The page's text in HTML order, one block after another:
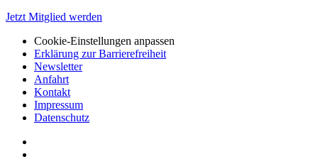
Jetzt Mitglied werden
Cookie-Einstellungen anpassen
Erklärung zur Barrierefreiheit
Newsletter
Anfahrt
Kontakt
Impressum
Datenschutz